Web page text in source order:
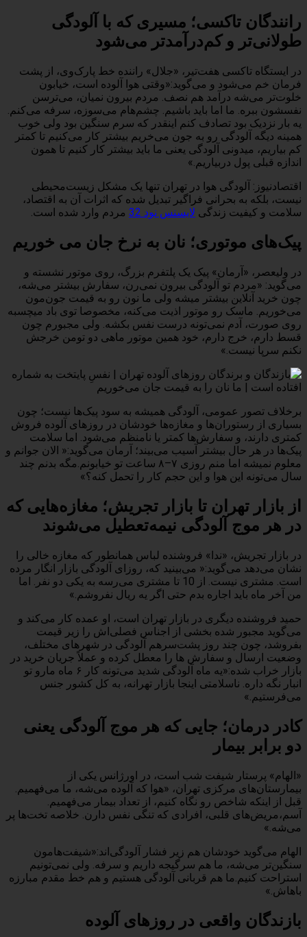
رانندگان تاکسی؛ مسیری که با آلودگی
طولانی‌تر و کم‌درآمدتر می‌شود
در ایستگاه تاکسی هفت‌تیر، «جلال» راننده خط پارک‌وی، از پشت
فرمان خم می‌شود و می‌گوید:«وقتی هوا آلوده ا‌ست، خیابون
خلوت‌تر می‌شه درآمد هم نصف. مردم بیرون نمیان، می‌ترسن
نفسشون ببره. ما اما باید باشیم. چشم‌هام می‌سوزه، سرفه می‌کنم.
یه بار نزدیک بود تصادف کنم اینقدر که سرم سنگین بود ولی خوب
همینه دیگه آلودگی رو به جون می‌خریم بیشتر کار می‌کنیم تا کمتر
کم بیاریم، میدونی آلودگی یعنی ما باید بیشتر کار کنیم تا همون
اندازه قبلی پول دربیاریم.»
اقتصادنیوز: آلودگی هوا در تهران تنها یک مشکل زیست‌محیطی
نیست، بلکه به بحرانی فراگیر تبدیل شده که اثرات آن به اقتصاد،
سلامت و کیفیت زندگی لایسنس نود 32 مردم وارد شده است.
پیک‌های موتوری؛ نان به نرخ جان می ‌خوریم
در ولیعصر، «آرمان» پیک یک پلتفرم بزرگ، روی موتور نشسته و
می‌گوید: «مردم تو آلودگی بیرون نمی‌رن، سفارش بیشتر می‌شه،
چون خرید آنلاین بیشتر میشه ولی ما نون رو به قیمت جون‌مون
می‌خوریم. ماسک رو موتور اذیت می‌کنه، مخصوصا توی باد میچسبه
روی صورت، آدم نمی‌تونه درست نفس بکشه. ولی مجبورم چون
قسط دارم، خرج دارم، خود همین موتور ماهی دو تومن خرجش
نکنم سرپا نیست.»
برخلاف تصور عمومی، آلودگی همیشه به سود پیک‌ها نیست؛ چون
بسیاری از رستوران‌ها و مغازه‌ها خودشان در روزهای آلوده فروش
کمتری دارند، و سفارش‌ها کمتر یا نامنظم می‌شود. اما سلامت
پیک‌ها در هر حال بیشتر آسیب می‌بیند؛ آرمان می‌گوید:« الان جوانم و
معلوم نمیشه اما منم روزی ۷–۸ ساعت تو خیابونم.مگه بدنم چند
سال می‌تونه این هوا و این حجم کار را تحمل کنه؟»
از بازار تهران تا بازار تجریش؛ مغازه‌هایی که
در هر موج آلودگی نیمه‌تعطیل می‌شوند
در بازار تجریش، «ندا» فروشنده لباس همانطور که مغازه خالی را
نشان می‌دهد می‌گوید:« می‌بینید که، روزای آلودگی بازار انگار مرده‌
است. مشتری نیست. از 10 تا مشتری می‌رسه به یکی دو نفر. اما
من آخر ماه باید اجاره بدم حتی اگر یه ریال نفروشم.»
حمید فروشنده دیگری در بازار تهران است، او عمده کار می‌کند و
می‌گوید مجبور شده بخشی از اجناس فصلی‌اش را زیر قیمت
بفروشد، چون چند روز پشت‌سرهم آلودگی در شهرهای مختلف،
وضعیت ارسال و سفارش ها را معطل کرده و عملاً جریان خرید در
بازار خراب شده:«یه ماه آلودگی شدید می‌تونه کار ۶ ماه مارو تو
انبار نگه داره. ناسلامتی اینجا بازار تهرانه، به کل کشور جنس
می‌فرستیم.»
کادر درمان؛ جایی که هر موج آلودگی یعنی
دو برابر بیمار
«الهام» پرستار شیفت شب است، در اورژانس یکی از
بیمارستان‌های مرکزی تهران، «هوا که آلوده می‌شه، ما می‌فهمیم.
قبل از اینکه شاخص رو نگاه کنیم، از تعداد بیمار می‌فهمیم.
آسم،مریض‌های قلبی، افرادی که تنگی نفس دارن. خلاصه تخت‌ها پر
می‌شه.»
الهام می‌گوید خودشان هم زیر فشار آلودگی‌اند:«شیفت‌هامون
سنگین‌تر می‌شه، ما هم سرگیجه داریم و سرفه. ولی نمی‌تونیم
استراحت کنیم.ما هم قربانی آلودگی هستیم و هم خط مقدم مبارزه
باهاش.»
بازندگان واقعی در روزهای آلوده